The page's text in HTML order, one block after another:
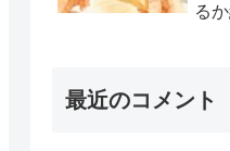
る
最近のコメント